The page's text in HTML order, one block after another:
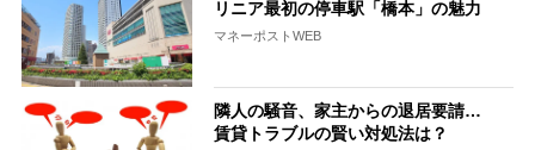
リニア最初の停車駅「橋本」の魅力
マネーポストWEB
隣人の騒音、家主からの退居要請…
賃貸トラブルの賢い対処法は？